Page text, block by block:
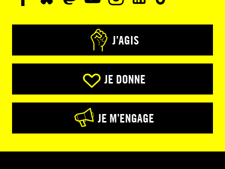
J’AGIS
JE DONNE
JE M’ENGAGE